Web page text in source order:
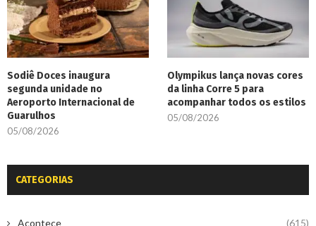
Sodiê Doces inaugura
segunda unidade no
Aeroporto Internacional de
Guarulhos
05/08/2026
Olympikus lança novas cores
da linha Corre 5 para
acompanhar todos os estilos
05/08/2026
CATEGORIAS
Acontece (615)